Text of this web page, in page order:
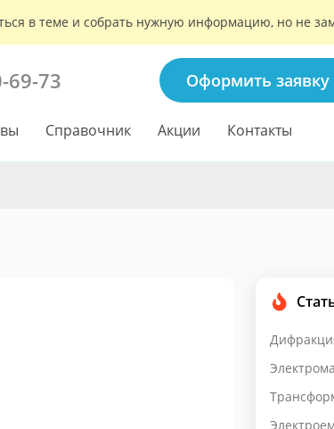
в теме и собрать нужную информацию, но не
69-73 Оформить заявку
Справочник Акции Контакты